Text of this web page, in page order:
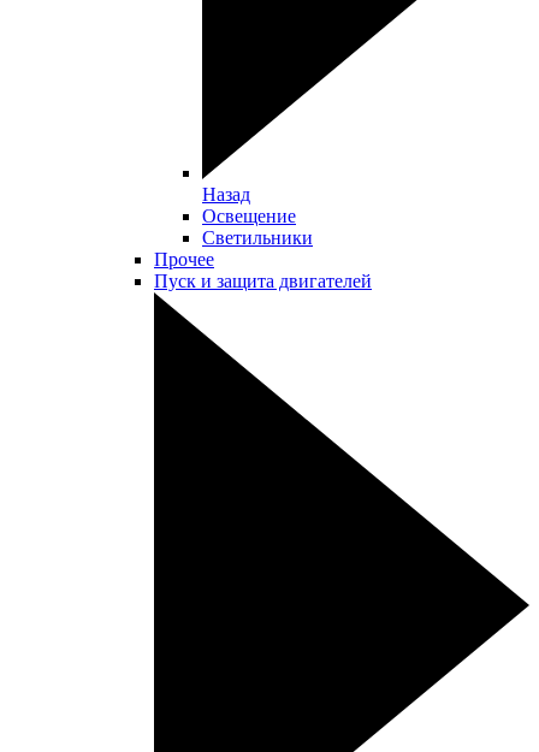
Назад
Освещение
Светильники
Прочее
Пуск и защита двигателей